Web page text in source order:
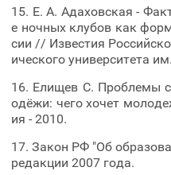
15. Е. А. Адаховская -
е ночных клубов как
сии // Известия
ического университета
16. Елищев С. Проблемы
одёжи: чего хочет
ия - 2010.
17. Закон РФ "Об
редакции 2007 года.